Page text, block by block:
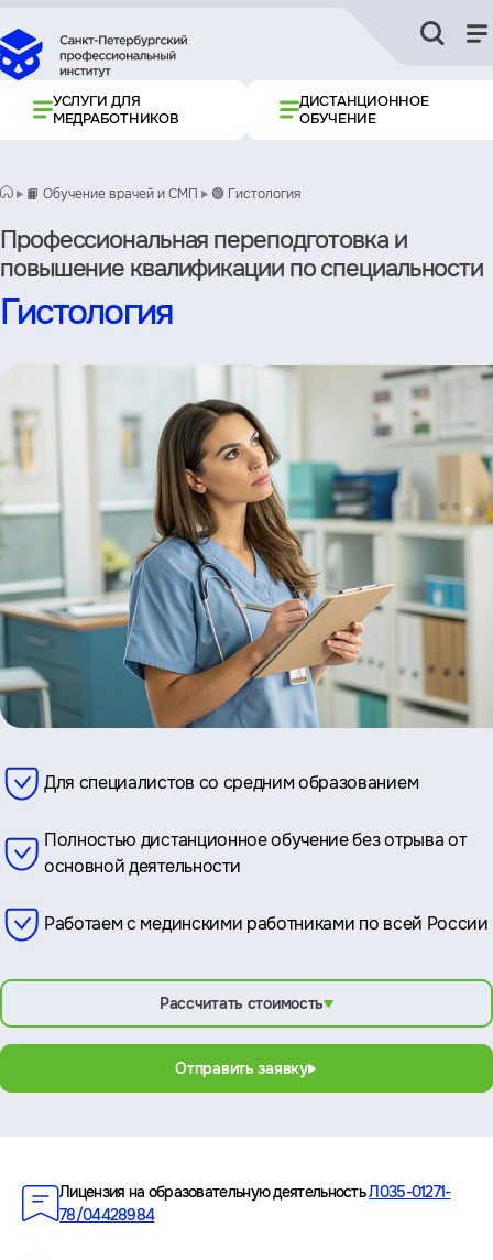
УСЛУГИ ДЛЯ
МЕДРАБОТНИКОВ
ДИСТАНЦИОННОЕ
ОБУЧЕНИЕ
📙 Обучение врачей и СМП 🟢 Гистология
Профессиональная переподготовка и
повышение квалификации по специальности
Гистология
Для специалистов со средним образованием
Полностью дистанционное обучение без отрыва от
основной деятельности
Работаем с мединскими работниками по всей России
Рассчитать стоимость
Отправить заявку
Лицензия на образовательную деятельностьЛ035-01271-
78/04428984